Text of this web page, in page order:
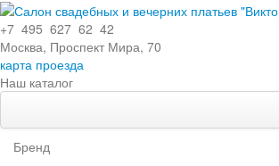
+7 495 627 62 42
Москва, Проспект Мира, 70
карта проезда
Наш каталог
Бренд